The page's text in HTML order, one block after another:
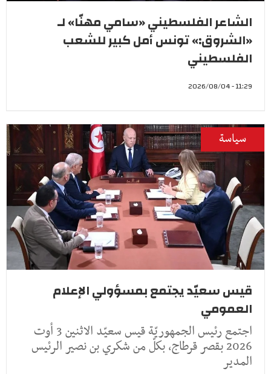
الشاعر الفلسطيني «سامي مهنّا» لـ
«الشروق:» تونس أمل كبير للشعب
الفلسطيني
11:29 - 2026/08/04
سياسة
قيس سعيّد يجتمع بمسؤولي الإعلام
العمومي
اجتمع رئيس الجمهوريّة قيس سعيّد الاثنين 3 أوت
2026 بقصر قرطاج، بكلّ من شكري بن نصير الرئيس
المدير